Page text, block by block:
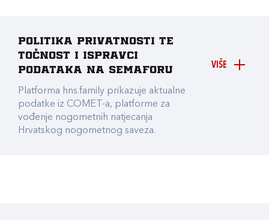
VIŠE
Politika privatnosti te
točnost i ispravci
podataka na Semaforu
Platforma hns.family prikazuje aktualne
podatke iz COMET-a, platforme za
vođenje nogometnih natjecanja
Hrvatskog nogometnog saveza.